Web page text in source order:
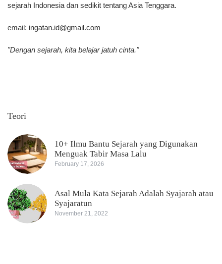
sejarah Indonesia dan sedikit tentang Asia Tenggara.
email: ingatan.id@gmail.com
"Dengan sejarah, kita belajar jatuh cinta."
Teori
10+ Ilmu Bantu Sejarah yang Digunakan
Menguak Tabir Masa Lalu
February 17, 2026
Asal Mula Kata Sejarah Adalah Syajarah atau
Syajaratun
November 21, 2022